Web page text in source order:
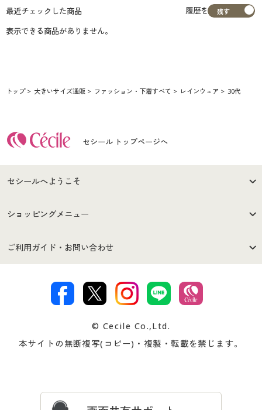
最近チェックした商品
履歴を
表示できる商品がありません。
トップ 大きいサイズ通販 ファッション・下着すべて レインウェア 30代
セシール トップページへ
セシールへようこそ
はじめての方へ
セシールご利用規約
著作権・商標について 会社案内
ショッピングメニュー
商品カテゴリ
プレゼント＆キャンペーン サイトマップ
ご利用ガイド・お問い合わせ
交換・返品は お支払は
ついて
忘れの場合
© Cecile Co.,Ltd.
本サイトの無断複写(コピー)・複製・転載を禁じます。